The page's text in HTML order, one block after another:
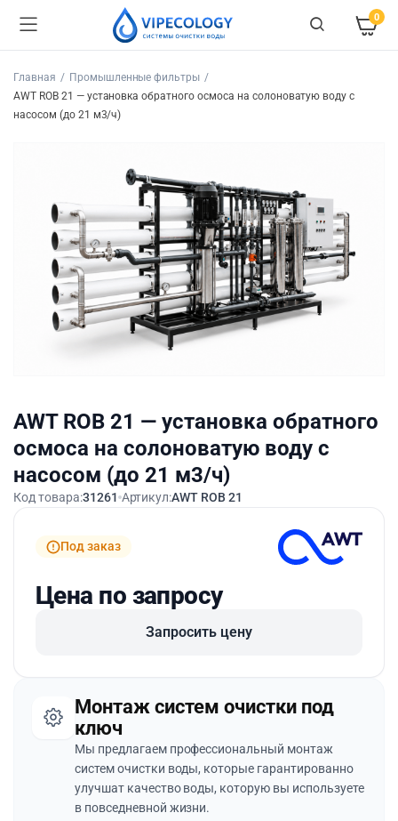
0
Главная
Промышленные фильтры
AWT ROB 21 — установка обратного осмоса на солоноватую воду с
насосом (до 21 м3/ч)
AWT ROB 21 — установка обратного
осмоса на солоноватую воду с
насосом (до 21 м3/ч)
Код товара:31261 Артикул:AWT ROB 21
Под заказ
Цена по запросу
Запросить цену
Монтаж систем очистки под
ключ
Мы предлагаем профессиональный монтаж
систем очистки воды, которые гарантированно
улучшат качество воды, которую вы используете
в повседневной жизни.